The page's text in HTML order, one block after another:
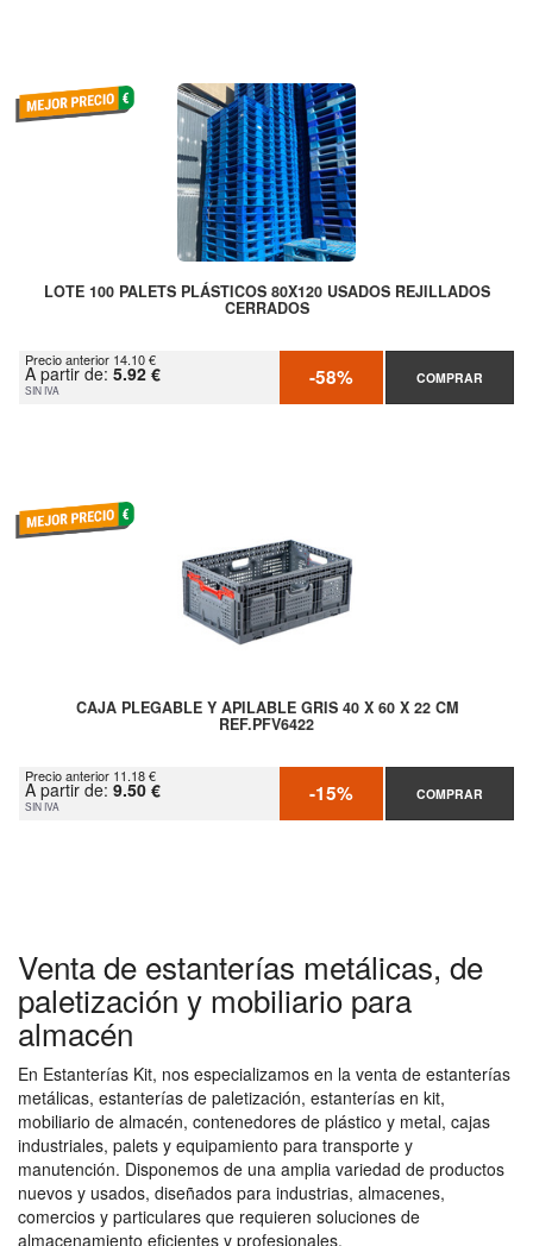
LOTE 100 PALETS PLÁSTICOS 80X120 USADOS REJILLADOS
CERRADOS
Precio anterior 14.10 €
A partir de: 5.92 €
SIN IVA -58% COMPRAR
CAJA PLEGABLE Y APILABLE GRIS 40 X 60 X 22 CM
REF.PFV6422
Precio anterior 11.18 €
A partir de: 9.50 €
SIN IVA -15% COMPRAR
Venta de estanterías metálicas, de
paletización y mobiliario para
almacén
En Estanterías Kit, nos especializamos en la venta de estanterías
metálicas, estanterías de paletización, estanterías en kit,
mobiliario de almacén, contenedores de plástico y metal, cajas
industriales, palets y equipamiento para transporte y
manutención. Disponemos de una amplia variedad de productos
nuevos y usados, diseñados para industrias, almacenes,
comercios y particulares que requieren soluciones de
almacenamiento eficientes y profesionales.